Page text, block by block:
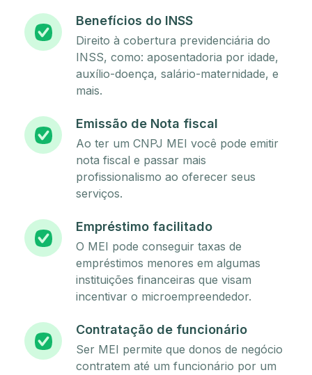
Benefícios do INSS
Direito à cobertura previdenciária do
INSS, como: aposentadoria por idade,
auxílio-doença, salário-maternidade, e
mais.
Emissão de Nota fiscal
Ao ter um CNPJ MEI você pode emitir
nota fiscal e passar mais
profissionalismo ao oferecer seus
serviços.
Empréstimo facilitado
O MEI pode conseguir taxas de
empréstimos menores em algumas
instituições financeiras que visam
incentivar o microempreendedor.
Contratação de funcionário
Ser MEI permite que donos de negócio
contratem até um funcionário por um